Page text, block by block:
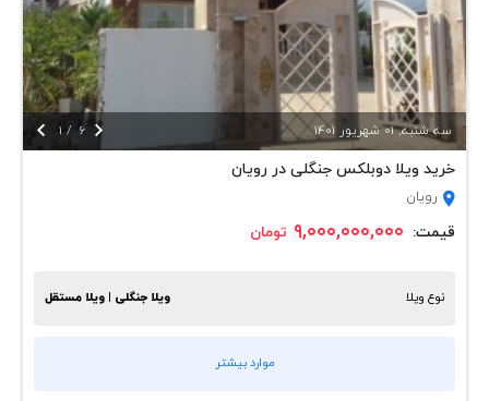
  سه شنبه, 01 شهريور 1401 6
/
1
خرید ویلا دوبلکس جنگلی در رویان
رویان
قیمت: ۹,۰۰۰,۰۰۰,۰۰۰ تومان
ویلا جنگلی | ویلا مستقل نوع ویلا
موارد بیشتر